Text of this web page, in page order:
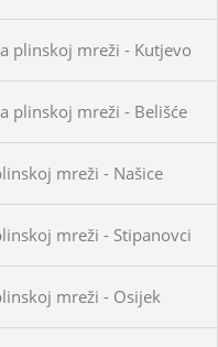
plinskoj mreži - Kutjevo
plinskoj mreži - Belišće
mreži - Našice
mreži - Stipanovci
mreži - Osijek